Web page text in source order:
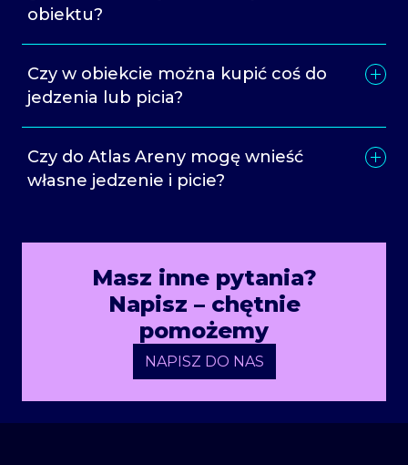
obiektu?
Czy w obiekcie można kupić coś do
jedzenia lub picia?
Czy do Atlas Areny mogę wnieść
własne jedzenie i picie?
Masz inne pytania?
Napisz – chętnie
pomożemy
NAPISZ DO NAS